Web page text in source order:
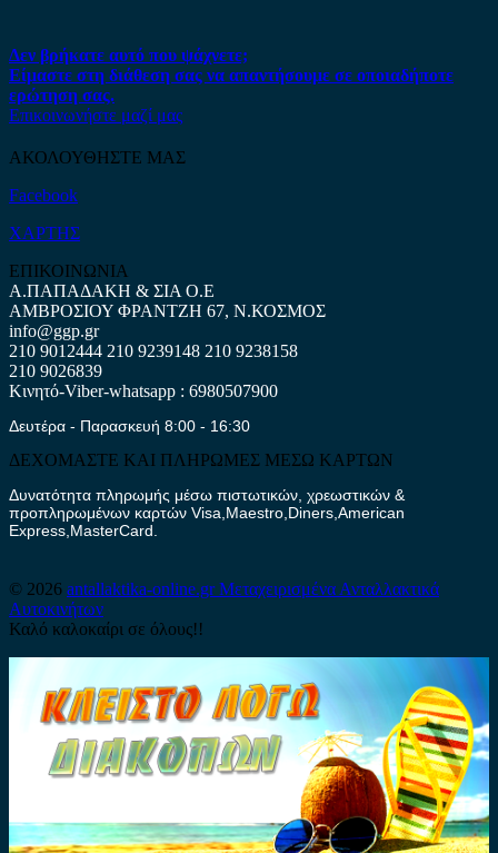
Δεν βρήκατε αυτό που ψάχνετε;
Είμαστε στη διάθεση σας να απαντήσουμε σε οποιαδήποτε
ερώτηση σας.
Επικοινωνήστε μαζί μας
ΑΚΟΛΟΥΘΗΣΤΕ ΜΑΣ
Facebook
ΧΑΡΤΗΣ
ΕΠΙΚΟΙΝΩΝΙΑ
Α.ΠΑΠΑΔΑΚΗ & ΣΙΑ Ο.Ε
ΑΜΒΡΟΣΙΟΥ ΦΡΑΝΤΖΗ 67, Ν.ΚΟΣΜΟΣ
info@ggp.gr
210 9012444 210 9239148 210 9238158
210 9026839
Κινητό-Viber-whatsapp : 6980507900
Δευτέρα - Παρασκευή 8:00 - 16:30
ΔΕΧΟΜΑΣΤΕ ΚΑΙ ΠΛΗΡΩΜΕΣ ΜΕΣΩ ΚΑΡΤΩΝ
Δυνατότητα πληρωμής μέσω πιστωτικών, χρεωστικών &
προπληρωμένων καρτών Visa,Maestro,Diners,American
Express,MasterCard.
© 2026 antallaktika-online.grΜεταχειρισμένα Ανταλλακτικά
Αυτοκινήτων
Καλό καλοκαίρι σε όλους!!